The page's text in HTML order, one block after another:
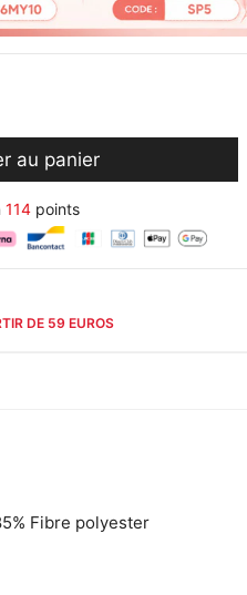
au panier
114 points
DE 59 EUROS
Fibre polyester